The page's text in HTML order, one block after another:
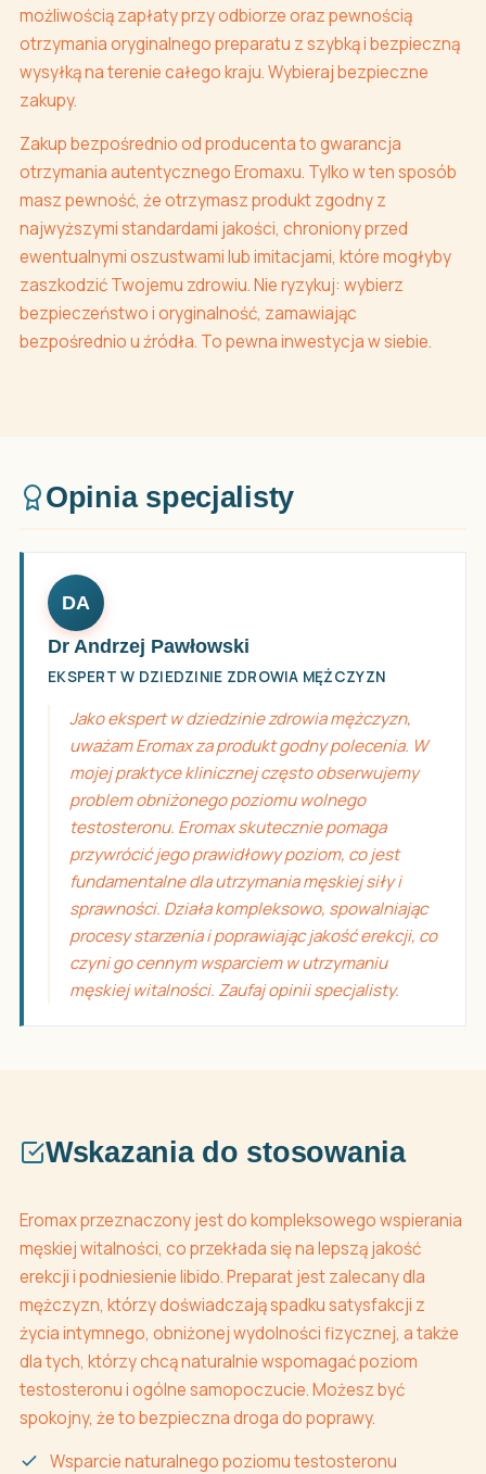
możliwością zapłaty przy odbiorze oraz pewnością
otrzymania oryginalnego preparatu z szybką i bezpieczną
wysyłką na terenie całego kraju. Wybieraj bezpieczne
zakupy.
Zakup bezpośrednio od producenta to gwarancja
otrzymania autentycznego Eromaxu. Tylko w ten sposób
masz pewność, że otrzymasz produkt zgodny z
najwyższymi standardami jakości, chroniony przed
ewentualnymi oszustwami lub imitacjami, które mogłyby
zaszkodzić Twojemu zdrowiu. Nie ryzykuj: wybierz
bezpieczeństwo i oryginalność, zamawiając
bezpośrednio u źródła. To pewna inwestycja w siebie.
Opinia specjalisty
DA
Dr Andrzej Pawłowski
EKSPERT W DZIEDZINIE ZDROWIA MĘŻCZYZN
Jako ekspert w dziedzinie zdrowia mężczyzn,
uważam Eromax za produkt godny polecenia. W
mojej praktyce klinicznej często obserwujemy
problem obniżonego poziomu wolnego
testosteronu. Eromax skutecznie pomaga
przywrócić jego prawidłowy poziom, co jest
fundamentalne dla utrzymania męskiej siły i
sprawności. Działa kompleksowo, spowalniając
procesy starzenia i poprawiając jakość erekcji, co
czyni go cennym wsparciem w utrzymaniu
męskiej witalności. Zaufaj opinii specjalisty.
Wskazania do stosowania
Eromax przeznaczony jest do kompleksowego wspierania
męskiej witalności, co przekłada się na lepszą jakość
erekcji i podniesienie libido. Preparat jest zalecany dla
mężczyzn, którzy doświadczają spadku satysfakcji z
życia intymnego, obniżonej wydolności fizycznej, a także
dla tych, którzy chcą naturalnie wspomagać poziom
testosteronu i ogólne samopoczucie. Możesz być
spokojny, że to bezpieczna droga do poprawy.
Wsparcie naturalnego poziomu testosteronu